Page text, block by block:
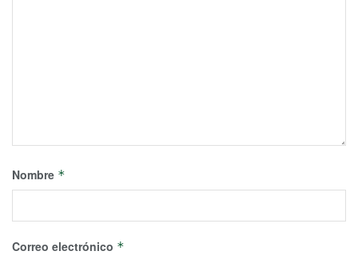
Nombre *
Correo electrónico *